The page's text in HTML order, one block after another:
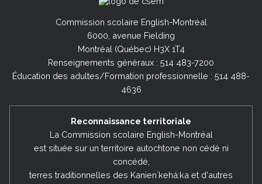
Commission scolaire English-Montréal
6000, avenue Fielding
Montréal (Québec) H3X 1T4
Renseignements généraux : 514 483-7200
Éducation des adultes/Formation professionnelle : 514 488-
4636
Reconnaissance territoriale
La Commission scolaire English-Montréal
est située sur un territoire autochtone non cédé ni
concédé,
terres traditionnelles des Kanienʼkehá:ka et d'autres